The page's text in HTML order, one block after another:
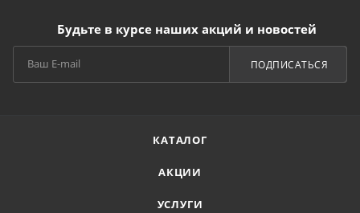
Будьте в курсе наших акций и новостей
ПОДПИСАТЬСЯ
КАТАЛОГ
АКЦИИ
УСЛУГИ